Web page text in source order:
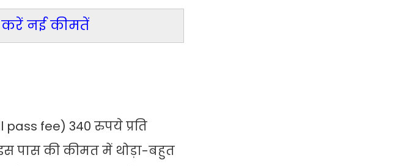
करें नई कीमतें
fee) 340 रुपये प्रति
पास की कीमत में थोड़ा-बहुत